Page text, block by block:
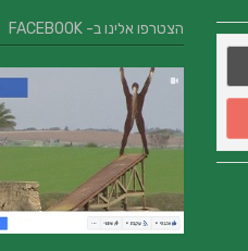
הצטרפו אלינו ב- FACEBOOK